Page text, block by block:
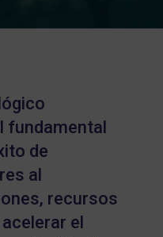
fundamental
de
al
recursos
el